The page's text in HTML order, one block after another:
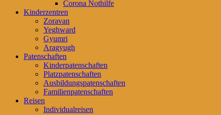
Corona Nothilfe
Kinderzentren
Zoravan
Yeghward
Gyumri
Aragyugh
Patenschaften
Kinderpatenschaften
Platzpatenschaften
Ausbildungspatenschaften
Familienpatenschaften
Reisen
Individualreisen